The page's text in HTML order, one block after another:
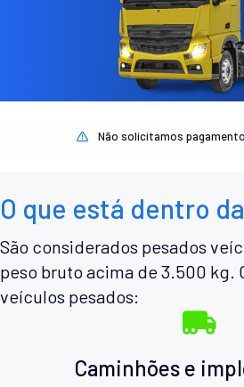
Não solicitamos
O que está dentro
São considerados pesados
peso bruto acima de 3.500 kg.
veículos pesados:
Caminhões e